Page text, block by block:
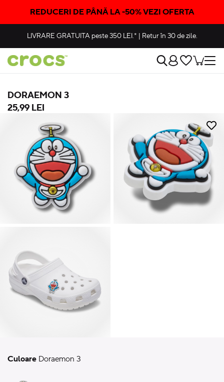
REDUCERI DE PÂNĂ LA -50% VEZI OFERTA
LIVRARE GRATUITApeste 350 LEI.* | Retur în 30 de zile.
DORAEMON 3
25,99 LEI
Culoare Doraemon 3